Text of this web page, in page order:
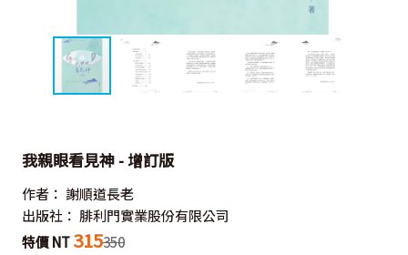
我親眼看見神 - 增訂版
作者： 謝順道長老
出版社： 腓利門實業股份有限公司
特價 NT 315350